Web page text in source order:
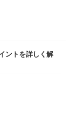
ントを詳しく解